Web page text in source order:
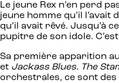
Le jeune Rex n’en perd
jeune homme qu’il
qu’il avait rêvé. Jusqu’à
pupitre de son idole.
Sa première apparition
et Jackass Blues. The
orchestrales, ce sont des